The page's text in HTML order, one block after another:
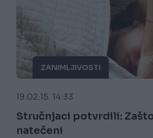
ZANIMLJIVOSTI
19.02.15. 14:33
Stručnjaci potvrdili:
natečeni